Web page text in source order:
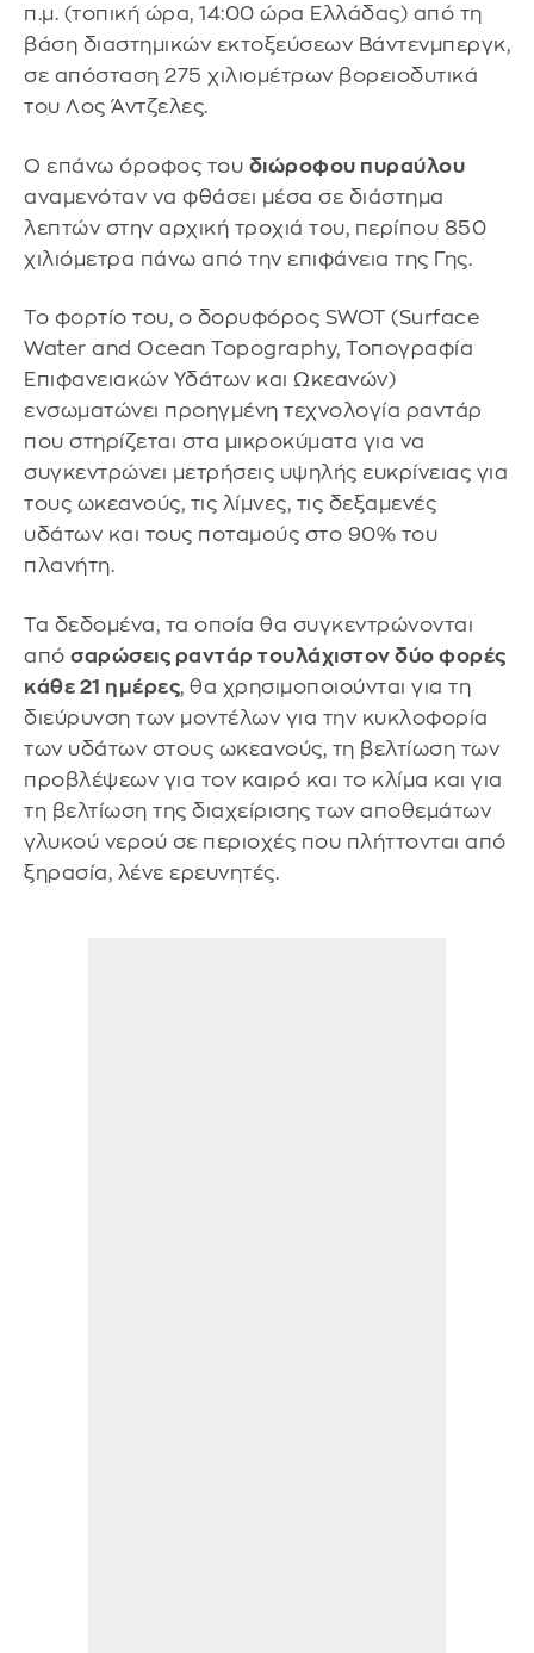
π.μ. (τοπική ώρα, 14:00 ώρα Ελλάδας) από τη
βάση διαστημικών εκτοξεύσεων Βάντενμπεργκ,
σε απόσταση 275 χιλιομέτρων βορειοδυτικά
του Λος Άντζελες.
Ο επάνω όροφος του διώροφου πυραύλου
αναμενόταν να φθάσει μέσα σε διάστημα
λεπτών στην αρχική τροχιά του, περίπου 850
χιλιόμετρα πάνω από την επιφάνεια της Γης.
Το φορτίο του, ο δορυφόρος SWOT (Surface
Water and Ocean Topography, Τοπογραφία
Επιφανειακών Υδάτων και Ωκεανών)
ενσωματώνει προηγμένη τεχνολογία ραντάρ
που στηρίζεται στα μικροκύματα για να
συγκεντρώνει μετρήσεις υψηλής ευκρίνειας για
τους ωκεανούς, τις λίμνες, τις δεξαμενές
υδάτων και τους ποταμούς στο 90% του
πλανήτη.
Τα δεδομένα, τα οποία θα συγκεντρώνονται
από σαρώσεις ραντάρ τουλάχιστον δύο φορές
κάθε 21 ημέρες, θα χρησιμοποιούνται για τη
διεύρυνση των μοντέλων για την κυκλοφορία
των υδάτων στους ωκεανούς, τη βελτίωση των
προβλέψεων για τον καιρό και το κλίμα και για
τη βελτίωση της διαχείρισης των αποθεμάτων
γλυκού νερού σε περιοχές που πλήττονται από
ξηρασία, λένε ερευνητές.